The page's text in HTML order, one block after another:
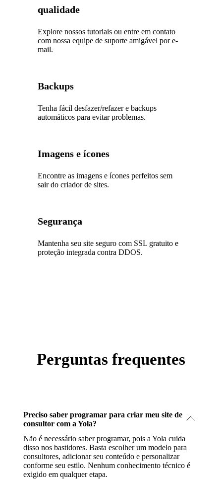
qualidade
Explore nossos tutoriais ou entre em contato
com nossa equipe de suporte amigável por e-
mail.
Backups
Tenha fácil desfazer/refazer e backups
automáticos para evitar problemas.
Imagens e ícones
Encontre as imagens e ícones perfeitos sem
sair do criador de sites.
Segurança
Mantenha seu site seguro com SSL gratuito e
proteção integrada contra DDOS.
Perguntas frequentes
Preciso saber programar para criar meu site de
consultor com a Yola?
Não é necessário saber programar, pois a Yola cuida
disso nos bastidores. Basta escolher um modelo para
consultores, adicionar seu conteúdo e personalizar
conforme seu estilo. Nenhum conhecimento técnico é
exigido em qualquer etapa.